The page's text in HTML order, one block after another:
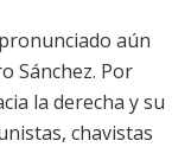
aún
Sánchez. Por
la derecha y su
chavistas